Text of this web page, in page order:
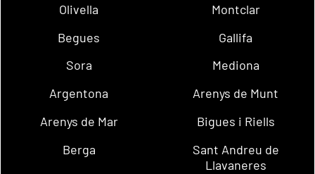
Olivella
Montclar
Begues
Gallifa
Sora
Mediona
Argentona
Arenys de Munt
Arenys de Mar
Bigues i Riells
Berga
Sant Andreu de
Llavaneres